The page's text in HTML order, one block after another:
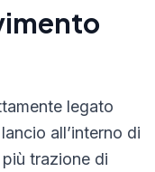
legato
all’interno di
trazione di